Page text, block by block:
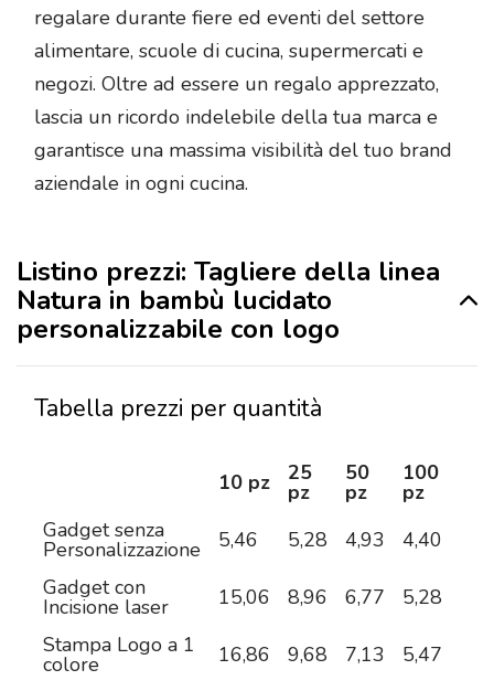
regalare durante fiere ed eventi del settore
alimentare, scuole di cucina, supermercati e
negozi. Oltre ad essere un regalo apprezzato,
lascia un ricordo indelebile della tua marca e
garantisce una massima visibilità del tuo brand
aziendale in ogni cucina.
Listino prezzi: Tagliere della linea
Natura in bambù lucidato
personalizzabile con logo
Tabella prezzi per quantità
10 pz 25
pz
50
pz
100
pz
Gadget senza
Personalizzazione 5,46 5,28 4,93 4,40
Gadget con
Incisione laser 15,06 8,96 6,77 5,28
Stampa Logo a 1
colore 16,86 9,68 7,13 5,47